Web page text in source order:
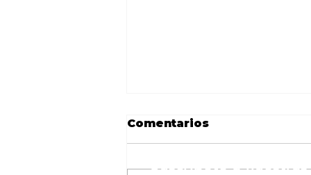
Comentarios
Suscríbete a